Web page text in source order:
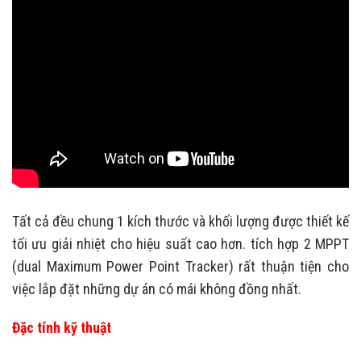
Tất cả đều chung 1 kích thước và khối lượng được thiết kế
tối ưu giải nhiệt cho hiệu suất cao hơn. tích hợp 2 MPPT
(dual Maximum Power Point Tracker) rất thuận tiện cho
việc lắp đặt những dự án có mái không đồng nhất.
Đặc tính kỹ thuật